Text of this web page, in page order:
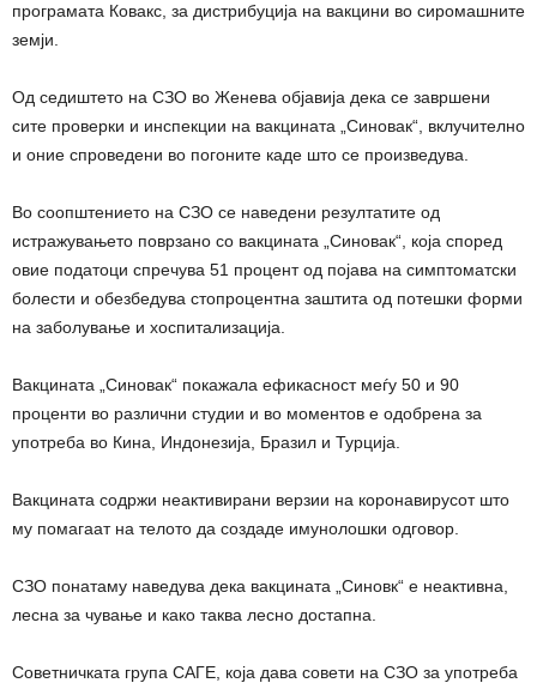
програмата Ковакс, за дистрибуција на вакцини во сиромашните
земји.
Од седиштето на СЗО во Женева објавија дека се завршени
сите проверки и инспекции на вакцината „Синовак“, вклучително
и оние спроведени во погоните каде што се произведува.
Во соопштението на СЗО се наведени резултатите од
истражувањето поврзано со вакцината „Синовак“, која според
овие податоци спречува 51 процент од појава на симптоматски
болести и обезбедува стопроцентна заштита од потешки форми
на заболување и хоспитализација.
Вакцината „Синовак“ покажала ефикасност меѓу 50 и 90
проценти во различни студии и во моментов е одобрена за
употреба во Кина, Индонезија, Бразил и Турција.
Вакцината содржи неактивирани верзии на коронавирусот што
му помагаат на телото да создаде имунолошки одговор.
СЗО понатаму наведува дека вакцината „Синовк“ е неактивна,
лесна за чување и како таква лесно достапна.
Советничката група САГЕ, која дава совети на СЗО за употреба